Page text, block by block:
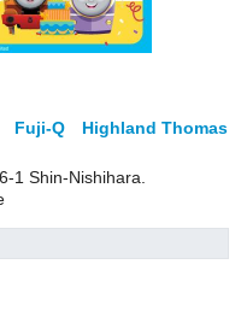
Fuji-Q Highland Thomas
1 Shin-Nishihara.